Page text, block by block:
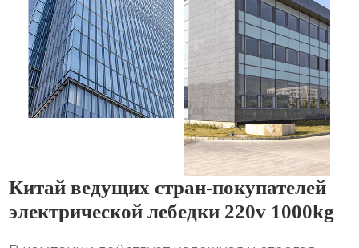
Китай ведущих стран-покупателей
электрической лебедки 220v 1000kg